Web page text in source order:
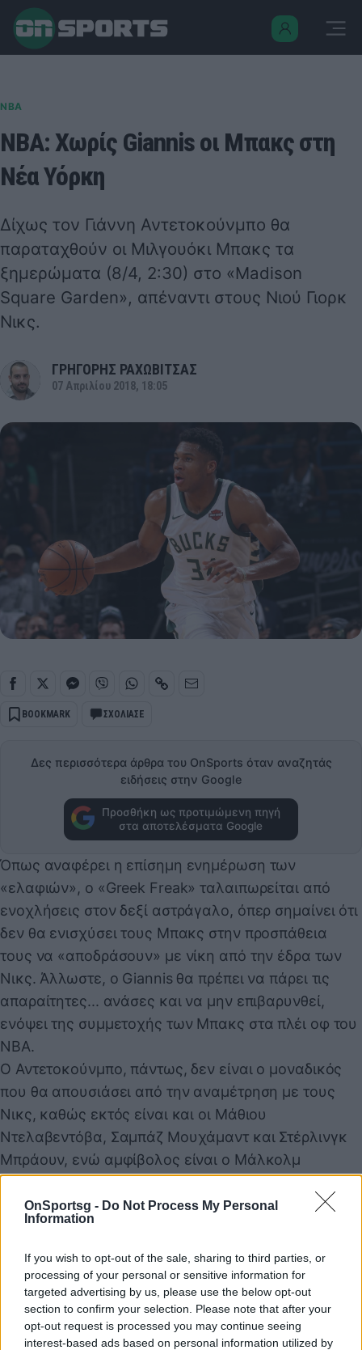
OnSportsg - Do Not Process My Personal
Information
If you wish to opt-out of the sale, sharing to third parties, or
processing of your personal or sensitive information for
targeted advertising by us, please use the below opt-out
section to confirm your selection. Please note that after your
opt-out request is processed you may continue seeing
interest-based ads based on personal information utilized by
NBA
ΝΒΑ: Χωρίς Giannis οι Μπακς στη
Νέα Υόρκη
Δίχως τον Γιάννη Αντετοκούνμπο θα
παραταχθούν οι Μιλγουόκι Μπακς τα
ξημερώματα (8/4, 2:30) στο «Madison
Square Garden», απέναντι στους Νιού Γιορκ
Νικς.
ΓΡΗΓΟΡΗΣ ΡΑΧΩΒΙΤΣΑΣ
07 Απριλίου 2018, 18:05
BOOKMARK ΣΧΟΛΙΑΣΕ
Δες περισσότερα άρθρα του OnSports όταν αναζητάς
ειδήσεις στην Google
Προσθήκη ως προτιμώμενη πηγή
στα αποτελέσματα Google
Όπως αναφέρει η επίσημη ενημέρωση των
«ελαφιών», ο «Greek Freak» ταλαιπωρείται από
ενοχλήσεις στον δεξί αστράγαλο, όπερ σημαίνει ότι
δεν θα ενισχύσει τους Μπακς στην προσπάθεια
τους να «αποδράσουν» με νίκη από την έδρα των
Νικς. Άλλωστε, ο Giannis θα πρέπει να πάρει τις
απαραίτητες... ανάσες και να μην επιβαρυνθεί,
ενόψει της συμμετοχής των Μπακς στα πλέι οφ του
ΝΒΑ.
Ο Αντετοκούνμπο, πάντως, δεν είναι ο μοναδικός
που θα απουσιάσει από την αναμέτρηση με τους
Νικς, καθώς εκτός είναι και οι Μάθιου
Ντελαβεντόβα, Σαμπάζ Μουχάμαντ και Στέρλινγκ
Μπράουν, ενώ αμφίβολος είναι ο Μάλκολμ
Μπρόγκντον.
νέο Mobile App